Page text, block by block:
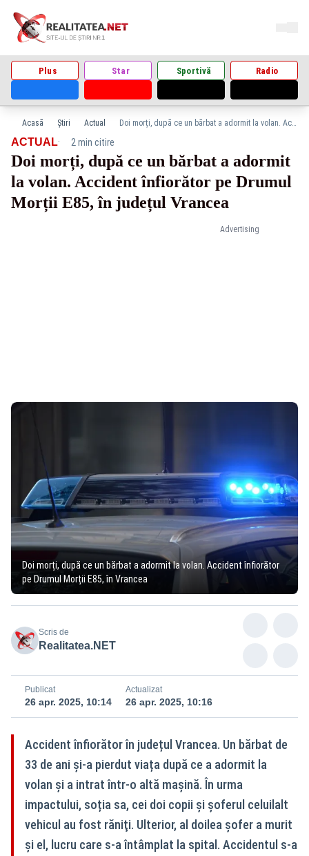
Plus Star Sportivă Radio
Acasă Știri Actual Doi morți, după ce un bărbat a adormit la volan. Accident înfiorător pe Drumul Morții E85, în județul Vrancea
Advertising
ACTUAL· 2 min citire
Doi morți, după ce un bărbat a adormit
la volan. Accident înfiorător pe Drumul
Morții E85, în județul Vrancea
Doi morți, după ce un bărbat a adormit la volan. Accident înfiorător
pe Drumul Morții E85, în Vrancea
Scris de
Realitatea.NET
Publicat
26 apr. 2025, 10:14
Actualizat
26 apr. 2025, 10:16
Accident înfiorător în județul Vrancea. Un bărbat de
33 de ani și-a pierdut viața după ce a adormit la
volan şi a intrat într-o altă mașină. În urma
impactului, soția sa, cei doi copii şi şoferul celuilalt
vehicul au fost răniţi. Ulterior, al doilea şofer a murit
și el, lucru care s-a întâmplat la spital. Accidentul s-a